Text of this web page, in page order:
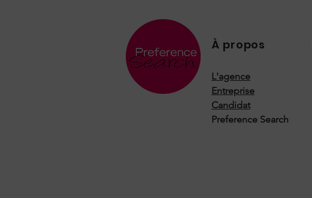
À propos
L'agence
Entreprise
Candidat
Preference Search